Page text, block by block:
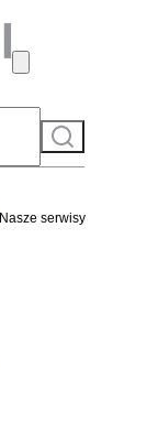
Szukaj
Nasze serwisy